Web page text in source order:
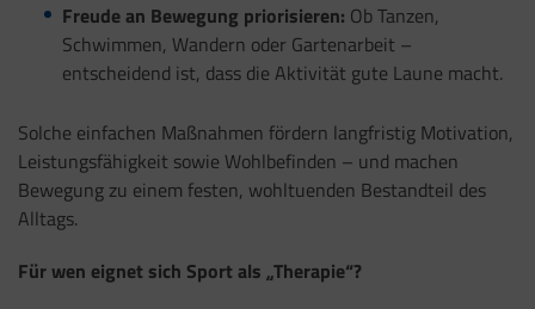
Freude an Bewegung priorisieren: Ob Tanzen,
Schwimmen, Wandern oder Gartenarbeit –
entscheidend ist, dass die Aktivität gute Laune macht.
Solche einfachen Maßnahmen fördern langfristig Motivation,
Leistungsfähigkeit sowie Wohlbefinden – und machen
Bewegung zu einem festen, wohltuenden Bestandteil des
Alltags.
Für wen eignet sich Sport als „Therapie“?